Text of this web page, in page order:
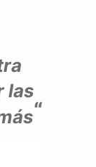
las
“